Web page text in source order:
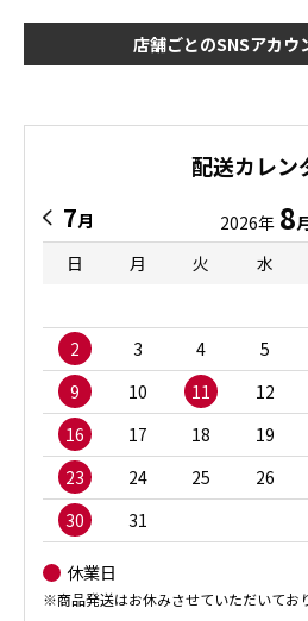
店舗ごとのSNSアカウ
配送カレン
7月 2026年 8
日
月 火 水
2
3 4 5
9
10 11 12
16
17 18 19
23
24 25 26
30
31
休業日
※商品発送はお休みさせていただいており